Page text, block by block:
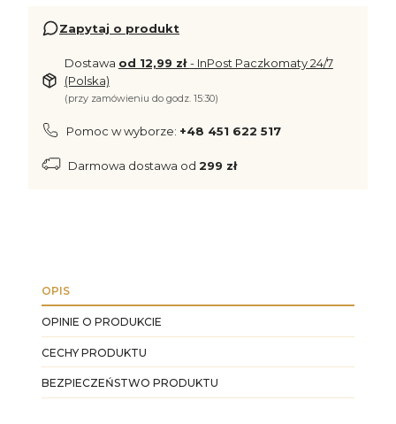
Zapytaj o produkt
Dostawa od 12,99 zł- InPost Paczkomaty 24/7
(Polska)
(przy zamówieniu do godz. 15:30)
Pomoc w wyborze: +48 451 622 517
Darmowa dostawa od 299 zł
OPIS
OPINIE O PRODUKCIE
CECHY PRODUKTU
BEZPIECZEŃSTWO PRODUKTU